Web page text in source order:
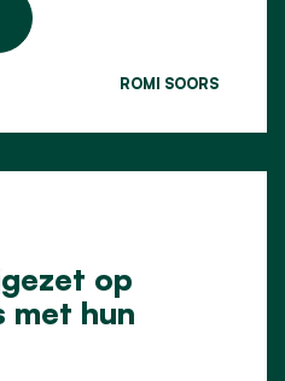
ROMI SOORS
op
met hun